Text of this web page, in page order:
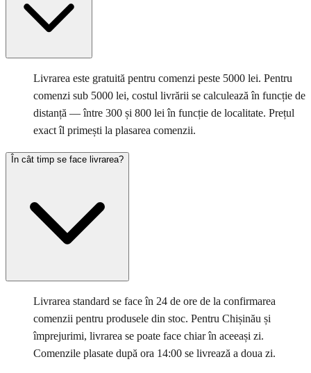
Livrarea este gratuită pentru comenzi peste 5000 lei. Pentru
comenzi sub 5000 lei, costul livrării se calculează în funcție de
distanță — între 300 și 800 lei în funcție de localitate. Prețul
exact îl primești la plasarea comenzii.
În cât timp se face livrarea?
Livrarea standard se face în 24 de ore de la confirmarea
comenzii pentru produsele din stoc. Pentru Chișinău și
împrejurimi, livrarea se poate face chiar în aceeași zi.
Comenzile plasate după ora 14:00 se livrează a doua zi.